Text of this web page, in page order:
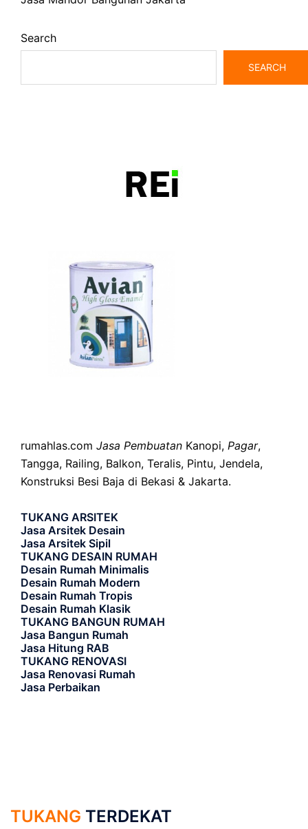
Search
SEARCH
rumahlas.com Jasa Pembuatan Kanopi, Pagar,
Tangga, Railing, Balkon, Teralis, Pintu, Jendela,
Konstruksi Besi Baja di Bekasi & Jakarta.
TUKANG ARSITEK
Jasa Arsitek Desain
Jasa Arsitek Sipil
TUKANG DESAIN RUMAH
Desain Rumah Minimalis
Desain Rumah Modern
Desain Rumah Tropis
Desain Rumah Klasik
TUKANG BANGUN RUMAH
Jasa Bangun Rumah
Jasa Hitung RAB
TUKANG RENOVASI
Jasa Renovasi Rumah
Jasa Perbaikan
TUKANG TERDEKAT